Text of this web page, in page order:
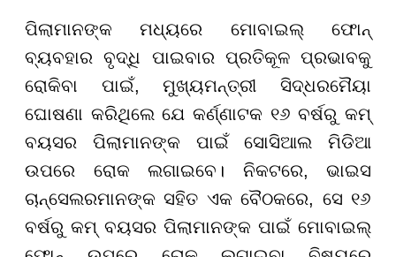
ପିଲାମାନଙ୍କ ମଧ୍ୟରେ ମୋବାଇଲ୍ ଫୋନ୍
ବ୍ୟବହାର ବୃଦ୍ଧି ପାଇବାର ପ୍ରତିକୂଳ ପ୍ରଭାବକୁ
ରୋକିବା ପାଇଁ, ମୁଖ୍ୟମନ୍ତ୍ରୀ ସିଦ୍ଧରମୈୟା
ଘୋଷଣା କରିଥିଲେ ଯେ କର୍ଣ୍ଣାଟକ ୧୬ ବର୍ଷରୁ କମ୍
ବୟସର ପିଲାମାନଙ୍କ ପାଇଁ ସୋସିଆଲ ମିଡିଆ
ଉପରେ ରୋକ ଲଗାଇବେ। ନିକଟରେ, ଭାଇସ
ଚାନ୍ସେଲରମାନଙ୍କ ସହିତ ଏକ ବୈଠକରେ, ସେ ୧୬
ବର୍ଷରୁ କମ୍ ବୟସର ପିଲାମାନଙ୍କ ପାଇଁ ମୋବାଇଲ୍